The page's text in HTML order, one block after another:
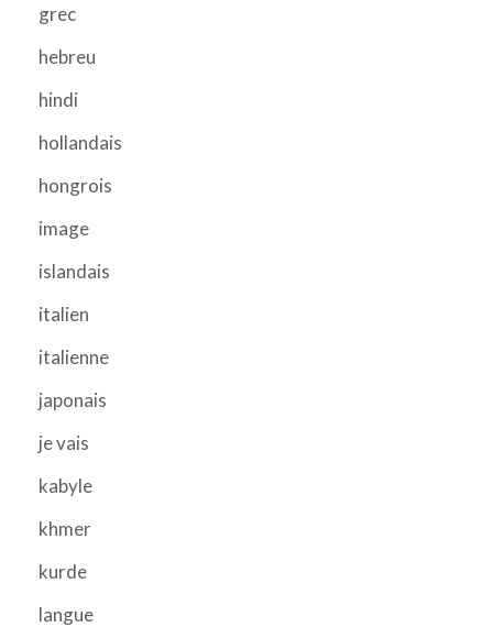
grec
hebreu
hindi
hollandais
hongrois
image
islandais
italien
italienne
japonais
je vais
kabyle
khmer
kurde
langue